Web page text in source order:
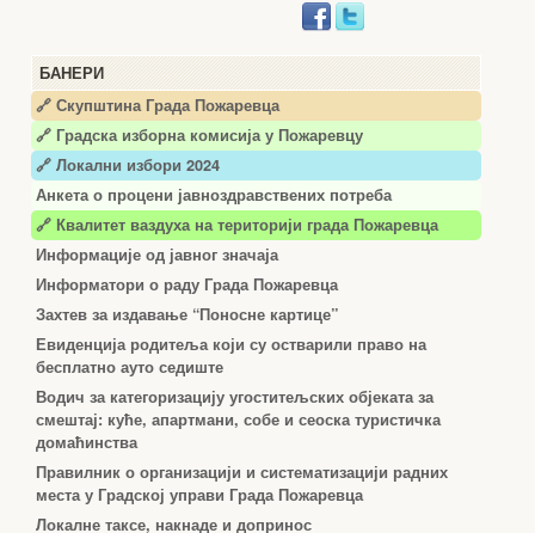
БАНЕРИ
🔗 Скупштина Града Пожаревца
🔗 Градска изборна комисија у Пожаревцу
🔗 Локални избори 2024
Анкета о процени јавноздравствених потреба
🔗 Квалитет ваздуха на територији града Пожаревца
Информације од јавног значаја
Информатори о раду Града Пожаревца
Захтев за издавање “Поносне картице”
Евиденција родитеља који су остварили право на
бесплатно ауто седиште
Водич за категоризацију угоститељских објеката за
смештај: куће, апартмани, собе и сеоска туристичка
домаћинства
Правилник о организацији и систематизацији радних
места у Градској управи Града Пожаревца
Локалне таксе, накнаде и допринос